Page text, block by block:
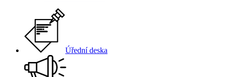
Úřední deska